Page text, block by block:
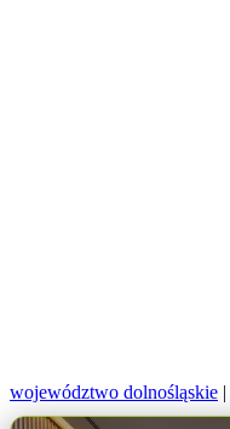
województwo dolnośląskie |